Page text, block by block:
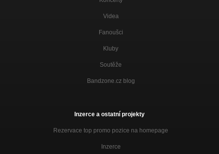
Videa
Fanoušci
Kluby
Soutěže
Bandzone.cz blog
Inzerce a ostatní projekty
Rezervace top promo pozice na homepage
Inzerce